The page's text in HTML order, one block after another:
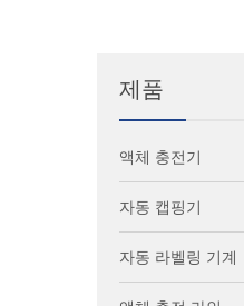
제품
액체 충전기
자동 캡핑기
자동 라벨링 기계